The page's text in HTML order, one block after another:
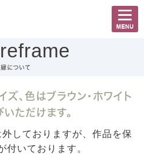
について
ズ、色はブラウン・ホワイト
ただけます。
しておりますが、作品を保
付いております。